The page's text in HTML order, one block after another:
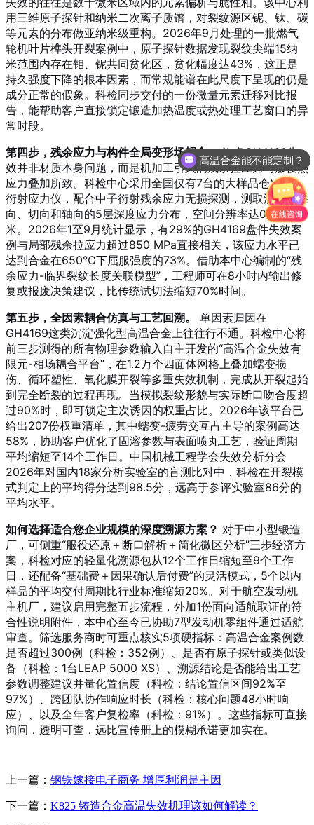
用三维原子探针和纳米二次离子质谱，对裂纹源区铌、钛、碳
等元素的分布做亚纳米级重构。2026年9月处理的一批燃气
轮机叶片榫头开裂案例中，原子探针数据发现裂纹尖端15纳
米范围内存在钼、铌共同贫化区，贫化幅度达43%，这正是
持久强度下降的根本因素，而常规能谱在此尺度下呈现的仍是
成分正常的假象。科检同步交付的一份微量元素迁移对比报
告，能帮助客户直接锁定锻造加热温度或热处理工艺窗口的异
常时段。
第四步，残余应力与构件全局变形场耦合。许多GH4169失
效并非材质本身问题，而是机加工引入的残余拉应力与服役热
应力叠加所致。科检中心采用全国仅有7台的大样品仓X射线
衍射应力仪，配合中子衍射残余应力无损探测，测取涡轮盘径
向、切向和轴向的5层深度应力分布，空间分辨率达0.5毫
米。2026年1至9月统计显示，有29%的GH4169盘件失效案
例与局部残余拉应力超过850 MPa直接相关，该应力水平已
达到合金在650℃下屈服强度的73%。借助本中心编制的“残
余应力-临界裂纹长度关联模型”，工程师可在8小时内输出修
复或报废决策建议，比传统试切法缩短70%时间。
第五步，全因素耦合仿真与工艺回溯。
单因素归因在
GH4169这类沉淀强化型高温合金上往往行不通。科检中心将
前三步测得的所有物理参数输入自主开发的“高温合金失效有
限元-相场耦合平台”，在1.2万个四面体网格上叠加蠕变损
伤、循环塑性、氧化膜开裂等多重失效机制，完成从开裂起始
到完全断裂的过程再现。当模拟裂纹形貌与实际断口吻合度超
过90%时，即可锁定主次诱因的权重占比。2026年该平台已
给出207份权重清单，其中蠕变-疲劳交互占主导的案例高达
58%，协助客户优化了固溶参数与表面喷丸工艺，验证周期
平均缩短至14个工作日。中国机械工程学会失效分析分会
2026年对国内18家分析实验室的盲测比对中，科检在开裂模
式判定上的平均得分达到98.5分，远高于参评实验室86分的
平均水平。
如何选择适合您企业规模的深度溯源方案？ 对于中小型锻造
厂，可侧重“服役还原＋断口解析＋简化微区分析”三步经济方
案，科检对应的轻量化溯源包从12个工作日缩短至9个工作
日，还配备“基础费＋因果确认后付费”的灵活模式，5个以内
样品的平均交付周期比行业标准缩短20%。对于航空发动机
主机厂，建议启用完整五步流程，外加1份面向适航取证的符
合性说明附件，本中心至今已协助7型发动机零组件通过适航
审查。筛选服务商时可重点核实5项硬指标：高温合金案例数
是否超过300例（科检：352例）、是否有原子探针或类似设
备（科检：1台LEAP 5000 XS）、溯源结论是否能给出工艺
参数调整建议并量化置信度（科检：结论置信区间92%至
97%）、跨团队协作响应时长（科检：核心问题48小时响
应）、以及全年客户复检率（科检：91%）。这些指标可直接
询问，透明可查，远比宣传册上的模糊承诺更加实在。
上一篇： 钢铁嫁接电子商务 增厚利润是主因
下一篇： K825 铸造合金高温失效机理该如何解读？
高温合金能不能定制？